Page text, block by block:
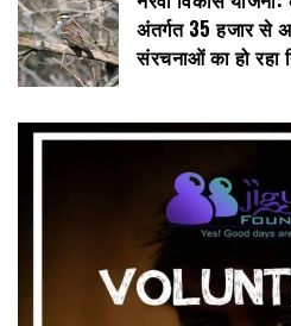
अंतर्गत 35 हजार से
संरचनाओं का हो रहा